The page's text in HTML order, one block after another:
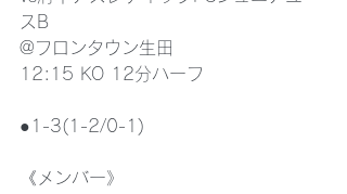
スB
@フロンタウン生田
12:15 KO 12分ハーフ
●1-3(1-2/0-1)
《メンバー》